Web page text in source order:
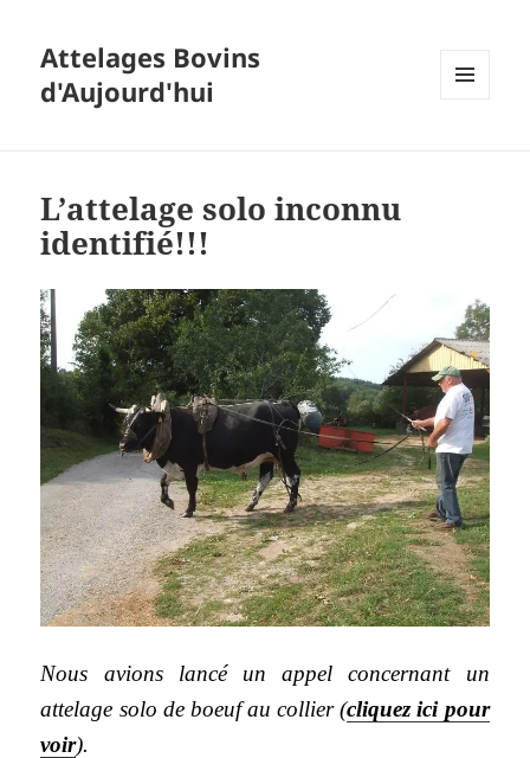
Attelages Bovins
d'Aujourd'hui
L’attelage solo inconnu
identifié!!!
Nous avions lancé un appel concernant un
attelage solo de boeuf au collier (cliquez ici pour
voir).